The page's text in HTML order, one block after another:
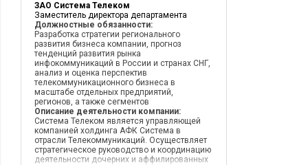
ЗАО Система Телеком
Заместитель директора департамента
Должностные обязанности:
Разработка стратегии регионального
развития бизнеса компании, прогноз
тенденций развития рынка
инфокоммуникаций в России и странах СНГ,
анализ и оценка перспектив
телекоммуникационного бизнеса в
масштабе отдельных предприятий,
регионов, а также сегментов
Описание деятельности компании:
Система Телеком является управляющей
компанией холдинга АФК Система в
отрасли Телекоммуникаций. Осуществляет
стратегическое руководство и координацию
деятельности дочерних и аффилированных